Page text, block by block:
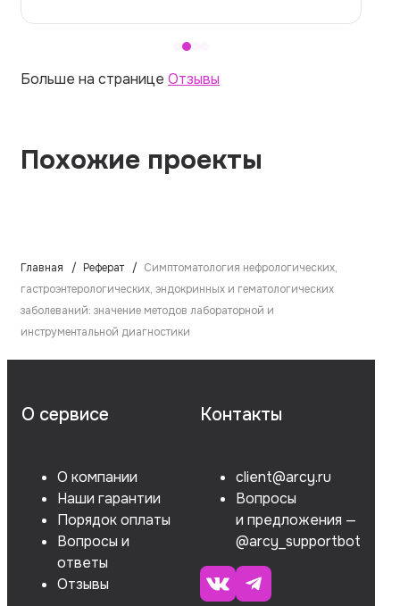
Больше на странице Отзывы
Похожие проекты
Главная Реферат
Симптоматология нефрологических,
гастроэнтерологических, эндокринных и гематологических
заболеваний: значение методов лабораторной и
инструментальной диагностики
О сервисе
О компании
Наши гарантии
Порядок оплаты
Вопросы и
ответы
Отзывы
Контакты
client@arcy.ru
Вопросы
и предложения —
@arcy_supportbot